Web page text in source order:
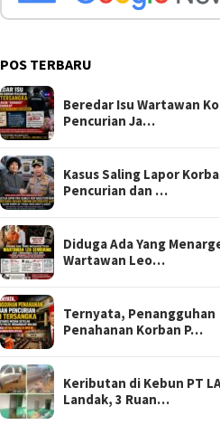
POS TERBARU
Beredar Isu Wartawan
Pencurian Ja…
Kasus Saling Lapor
Pencurian dan …
Diduga Ada Yang
Wartawan Leo…
Ternyata, Penangguhan
Penahanan Korban P…
Keributan di Kebun PT
Landak, 3 Ruan…